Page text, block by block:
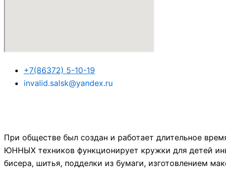
+7(86372) 5-10-19
invalid.salsk@yandex.ru
При обществе был создан и работает длительное
ЮННЫХ техников функционирует кружки для детей
бисера, шитья, подделки из бумаги, изготовлением